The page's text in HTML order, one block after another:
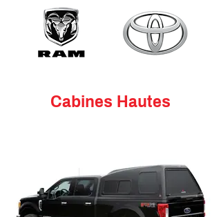
Cabines Hautes